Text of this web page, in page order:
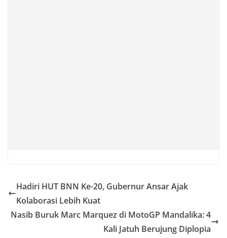
Hadiri HUT BNN Ke-20, Gubernur Ansar Ajak
Kolaborasi Lebih Kuat
Nasib Buruk Marc Marquez di MotoGP Mandalika: 4
Kali Jatuh Berujung Diplopia